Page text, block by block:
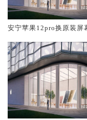
安宁苹果12pro换原装屏